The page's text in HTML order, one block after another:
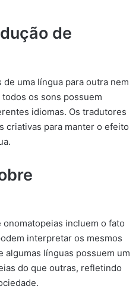
de
uma língua para outra nem
os sons possuem
idiomas. Os tradutores
criativas para manter o efeito
incluem o fato
interpretar os mesmos
algumas línguas possuem um
do que outras, refletindo